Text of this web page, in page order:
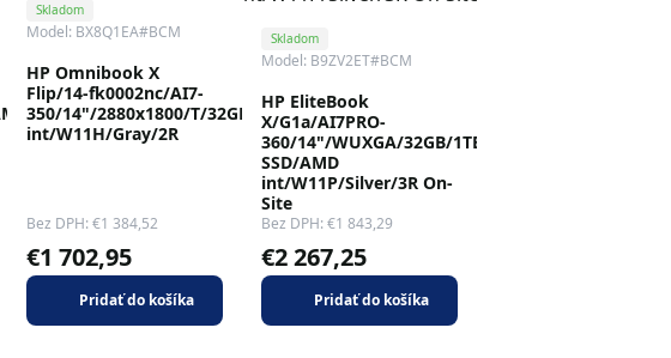
Skladom
Model: BX8Q1EA#BCM
HP Omnibook X
Flip/14-fk0002nc/AI7-
350/14"/2880x1800/T/32GB/1TB/AMD
int/W11H/Gray/2R
Bez DPH: €1 384,52
€1 702,95
Pridať do košíka
Skladom
Model: B9ZV2ET#BCM
HP EliteBook
X/G1a/AI7PRO-
360/14"/WUXGA/32GB/1TB
SSD/AMD
int/W11P/Silver/3R On-
Site
Bez DPH: €1 843,29
€2 267,25
Pridať do košíka